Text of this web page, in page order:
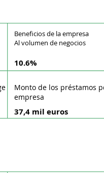
Beneficios de la empresa
Al volumen de negocios
Monto de los préstamos
empresa
10.6%
37,4 mil euros